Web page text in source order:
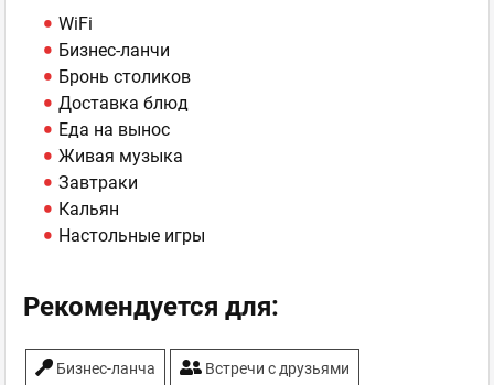
WiFi
Бизнес-ланчи
Бронь столиков
Доставка блюд
Еда на вынос
Живая музыка
Завтраки
Кальян
Настольные игры
Рекомендуется для:
Бизнес-ланча Встречи с друзьями